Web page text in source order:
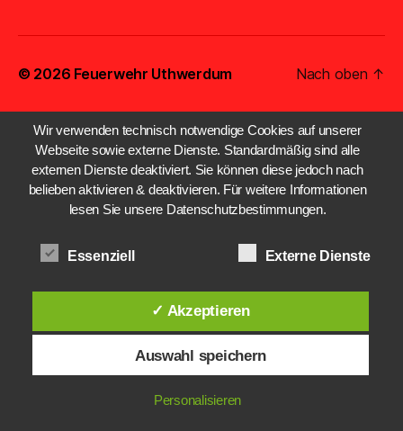
© 2026 Feuerwehr Uthwerdum Nach oben ↑
Wir verwenden technisch notwendige Cookies auf unserer
Webseite sowie externe Dienste. Standardmäßig sind alle
externen Dienste deaktiviert. Sie können diese jedoch nach
belieben aktivieren & deaktivieren. Für weitere Informationen
lesen Sie unsere Datenschutzbestimmungen.
Essenziell Externe Dienste
✓ Akzeptieren
Auswahl speichern
Personalisieren